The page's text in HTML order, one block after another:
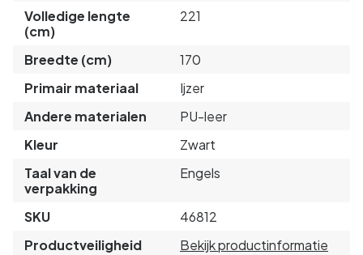
Volledige lengte
(cm)
221
Breedte (cm)
170
Primair materiaal
Ijzer
Andere materialen
PU-leer
Kleur
Zwart
Taal van de
verpakking
Engels
SKU
46812
Productveiligheid
Bekijk productinformatie